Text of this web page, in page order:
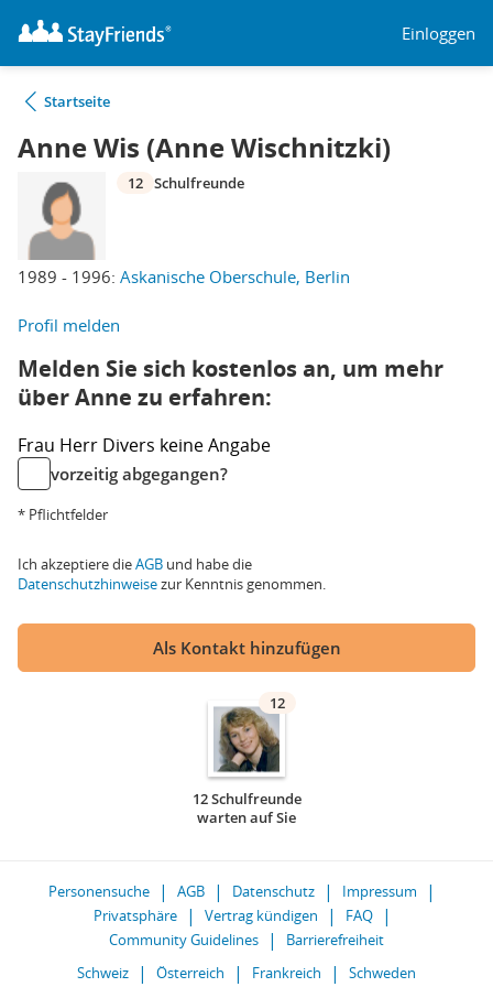
Einloggen
Startseite
Anne Wis (Anne Wischnitzki)
1989 - 1996: Askanische Oberschule, Berlin
12 Schulfreunde
Profil melden
Melden Sie sich kostenlos an, um mehr
über Anne zu erfahren:
Frau Herr Divers keine Angabe
vorzeitig abgegangen?
* Pflichtfelder
Ich akzeptiere dieAGB und habe die
Datenschutzhinweisezur Kenntnis genommen.
Als Kontakt hinzufügen
12
12 Schulfreunde
warten auf Sie
Personensuche AGB Datenschutz
Impressum
Privatsphäre
Vertrag kündigen
FAQ
Community Guidelines
Barrierefreiheit
Schweiz
Österreich Frankreich Schweden